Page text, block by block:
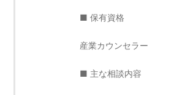
■ 保有資格
産業カウンセラー
■ 主な相談内容